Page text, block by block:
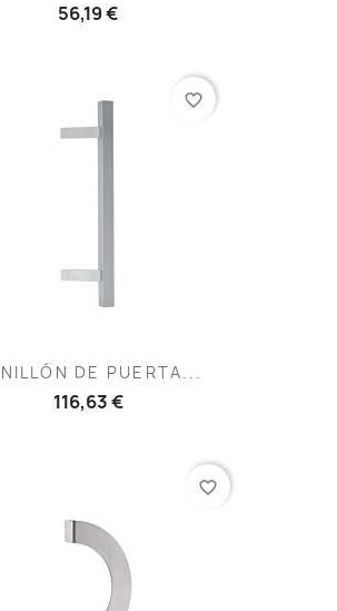
56,19 €
DE PUERTA...
116,63 €
favorite_border
favorite_border